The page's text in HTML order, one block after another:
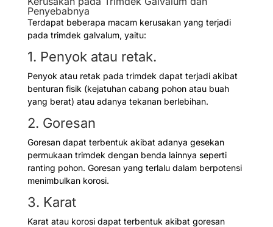
Penyebabnya
Terdapat beberapa macam kerusakan yang terjadi
pada trimdek galvalum, yaitu:
1. Penyok atau retak.
Penyok atau retak pada trimdek dapat terjadi akibat
benturan fisik (kejatuhan cabang pohon atau buah
yang berat) atau adanya tekanan berlebihan.
2. Goresan
Goresan dapat terbentuk akibat adanya gesekan
permukaan trimdek dengan benda lainnya seperti
ranting pohon. Goresan yang terlalu dalam berpotensi
menimbulkan korosi.
3. Karat
Karat atau korosi dapat terbentuk akibat goresan